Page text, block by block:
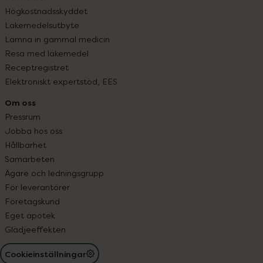
Högkostnadsskyddet
Läkemedelsutbyte
Lämna in gammal medicin
Resa med läkemedel
Receptregistret
Elektroniskt expertstöd, EES
Om oss
Pressrum
Jobba hos oss
Hållbarhet
Samarbeten
Ägare och ledningsgrupp
För leverantörer
Företagskund
Eget apotek
Glädjeeffekten
Cookieinställningar